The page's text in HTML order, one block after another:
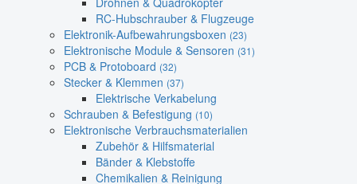
RC-Hubschrauber & Flugzeuge
Elektronik-Aufbewahrungsboxen (23)
Elektronische Module & Sensoren (31)
PCB & Protoboard (32)
Stecker & Klemmen (37)
Elektrische Verkabelung
Schrauben & Befestigung (10)
Elektronische Verbrauchsmaterialien
Zubehör & Hilfsmaterial
Bänder & Klebstoffe
Chemikalien & Reinigung